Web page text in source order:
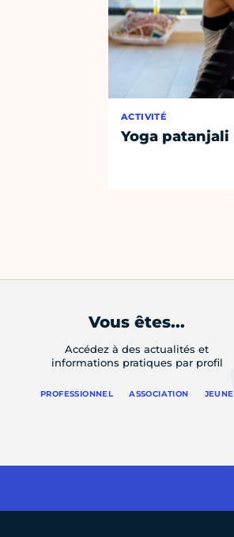
ACTIVITÉ
Yoga patanjali
Vous êtes...
Accédez à des actualités et
informations pratiques par profil
PROFESSIONNEL ASSOCIATION JEUNE